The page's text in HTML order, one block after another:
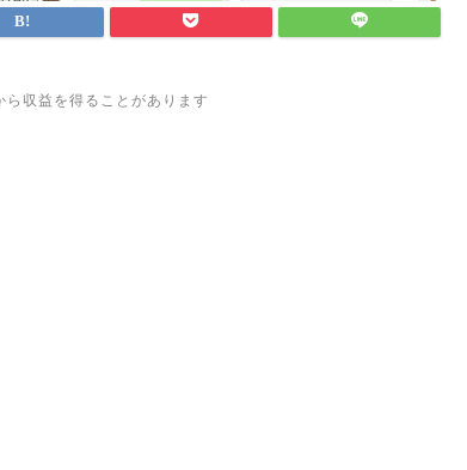
収益を得ることがあります